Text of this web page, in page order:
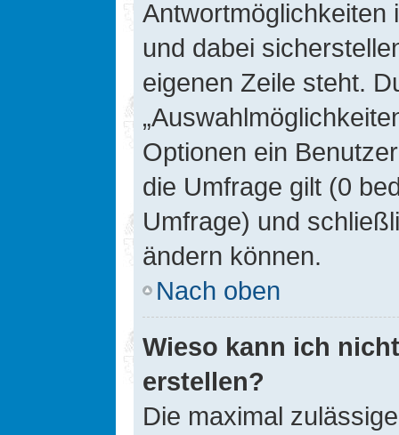
Antwortmöglichkeiten
und dabei
eigenen Zeile steht.
Optionen ein
die Umfrage gilt (0
Umfrage) und
ändern können.
Nach oben
Wieso kann ich
erstellen?
Die maximal